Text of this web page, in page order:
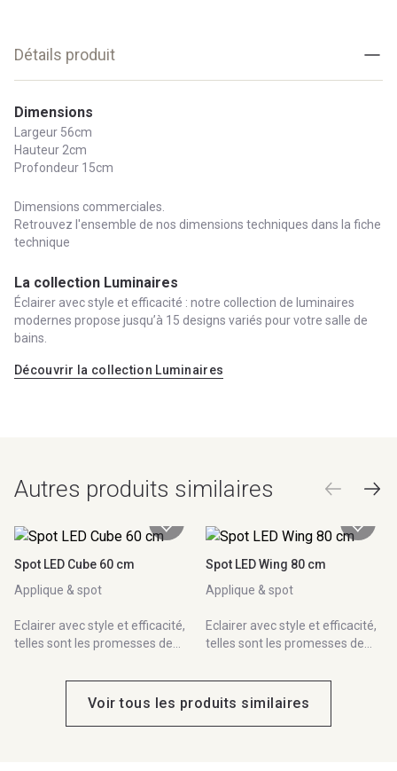
Détails produit
Dimensions
Largeur 56cm
Hauteur 2cm
Profondeur 15cm
Dimensions commerciales.
Retrouvez l'ensemble de nos dimensions techniques dans la fiche
technique
La collection Luminaires
Éclairer avec style et efficacité : notre collection de luminaires
modernes propose jusqu’à 15 designs variés pour votre salle de
bains.
Découvrir la collection Luminaires
Autres produits similaires
Spot LED Cube 60 cm
Applique & spot
Eclairer avec style et efficacité,
telles sont les promesses de
qui présente jusqu'à 12 designs
différents. A fixer au plafond,
Spot LED Wing 80 cm
Applique & spot
Eclairer avec style et efficacité,
telles sont les promesses de
qui présente jusqu'à 12 designs
différents. A fixer au plafond,
Voir tous les produits similaires